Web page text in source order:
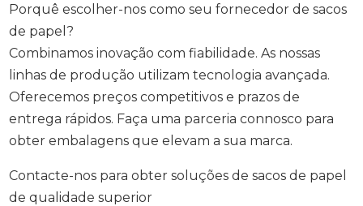
Porquê escolher-nos como seu fornecedor de sacos
de papel?
Combinamos inovação com fiabilidade. As nossas
linhas de produção utilizam tecnologia avançada.
Oferecemos preços competitivos e prazos de
entrega rápidos. Faça uma parceria connosco para
obter embalagens que elevam a sua marca.
Contacte-nos para obter soluções de sacos de papel
de qualidade superior